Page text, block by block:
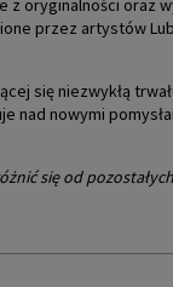
z oryginalności oraz
przez artystów
się niezwykłą
nad nowymi
się od